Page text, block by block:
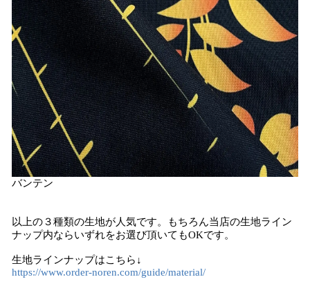
バンテン
以上の３種類の生地が人気です。もちろん当店の生地ライン
ナップ内ならいずれをお選び頂いてもOKです。
生地ラインナップはこちら↓
https://www.order-noren.com/guide/material/